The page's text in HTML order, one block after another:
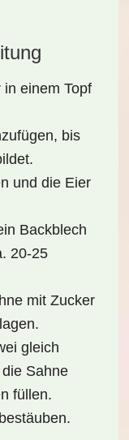
einem Topf
bis
und die Eier
Backblech
20-25
mit Zucker
gleich
Sahne
füllen.